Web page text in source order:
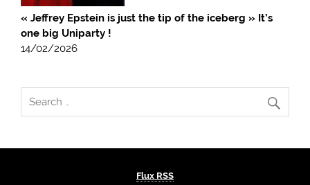
« Jeffrey Epstein is just the tip of the iceberg » It’s
one big Uniparty !
14/02/2026
Flux RSS